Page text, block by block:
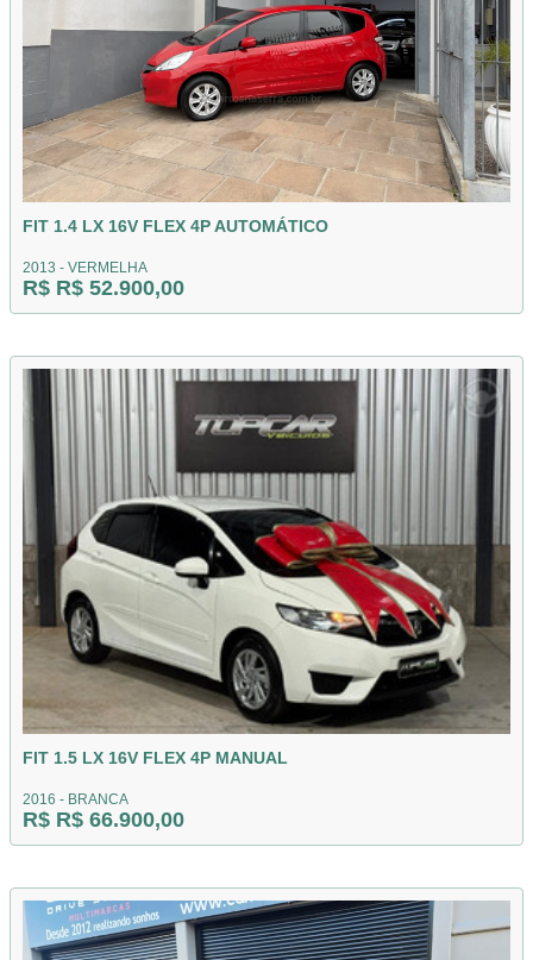
FIT 1.4 LX 16V FLEX 4P AUTOMÁTICO
2013 - VERMELHA
R$ R$ 52.900,00
FIT 1.5 LX 16V FLEX 4P MANUAL
2016 - BRANCA
R$ R$ 66.900,00